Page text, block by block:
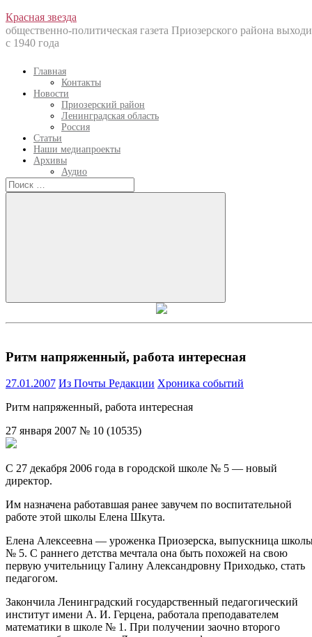
Перейти
к
содержанию
Красная звезда
общественно-политическая газета Приозерского района
с 1940 года
Главная
Контакты
Новости
Приозерский район
Ленинградская область
Россия
Статьи
Наши медиапроекты
Архивы
Аудио
Искать:
Искать
Ритм напряженный, работа интересная
27.01.2007 Из Почты Редакции Хроника событий
Ритм напряженный, работа интересная
27 января 2007 № 10 (10535)
С 27 декабря 2006 года в городской школе № 5 — новый
директор.
Им назначена работавшая ранее завучем по воспитательной
работе этой школы Елена Шкута.
Елена Алексеевна — уроженка Приозерска, выпускница
№ 5. С раннего детства мечтала она быть похожей на свою
первую учительницу Галину Александровну Приходько, стать
педагогом.
Закончила Ленинградский государственный педагогический
институт имени А. И. Герцена, работала преподавателем
математики в школе № 1. При получении заочно второго